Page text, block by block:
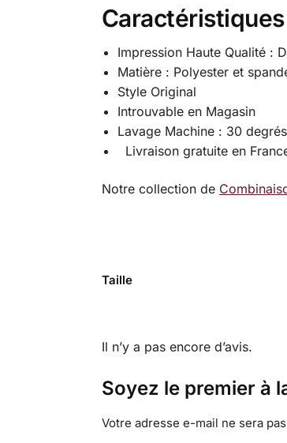
Impression Haute Qualité :
Matière : Polyester et
Style Original
Introuvable en Magasin
Lavage Machine : 30
Livraison gratuite en
Notre collection de
Taille
Il n’y a pas encore d’avis.
Soyez le premier à
Votre adresse e-mail ne sera